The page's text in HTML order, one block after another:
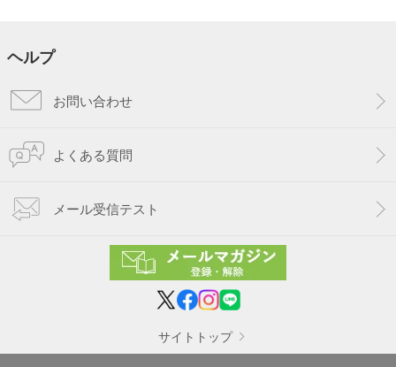
ヘルプ
お問い合わせ
よくある質問
メール受信テスト
サイトトップ